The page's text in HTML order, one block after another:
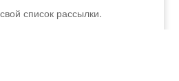
список рассылки.